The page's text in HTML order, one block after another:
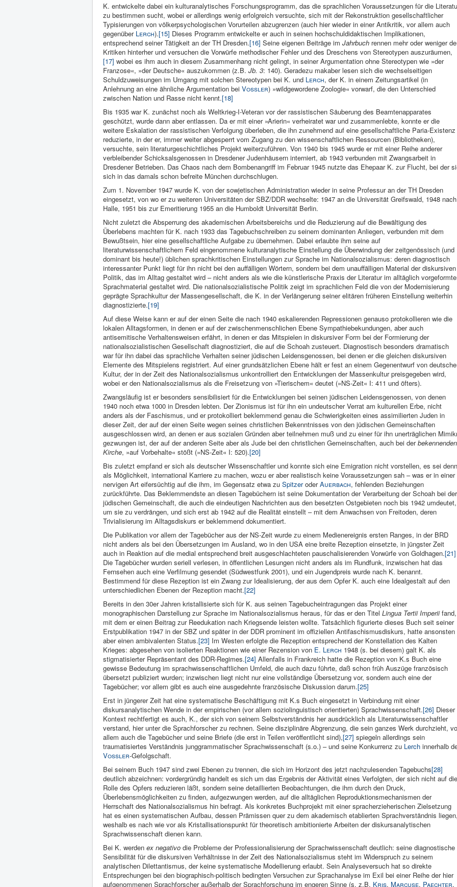
K. entwickelte dabei ein kulturanalytisches Forschungsprogramm, das die sprachlichen Voraussetzungen für die
zu bestimmen sucht, wobei er allerdings wenig erfolgreich versuchte, sich mit der Rekonstruktion gesellschaftlicher
Typisierungen von völkerpsychologischen Vorurteilen abzugrenzen (auch hier wieder in einer Antikritik, vor allem auch
gegenüber Lerch).[15] Dieses Programm entwickelte er auch in seinen hochschuldidaktischen Implikationen,
entsprechend seiner Tätigkeit an der TH Dresden.[16] Seine eigenen Beiträge im Jahrbuch rennen mehr oder weniger
Kritiken hinterher und versuchen die Vorwürfe methodischer Fehler und des Dreschens von Stereotypen auszuräumen,
[17] wobei es ihm auch in diesem Zusammenhang nicht gelingt, in seiner Argumentation ohne Stereotypen wie »der
Franzose«, »der Deutsche« auszukommen (z.B. Jb. 3: 140). Geradezu makaber lesen sich die wechselseitigen
Schuldzuweisungen im Umgang mit solchen Stereotypen bei K. und Lerch, der K. in einem Zeitungsartikel (in
Anlehnung an eine ähnliche Argumentation bei Vossler) »wildgewordene Zoologie« vorwarf, die den Unterschied
zwischen Nation und Rasse nicht kennt.[18]
Bis 1935 war K. zunächst noch als Weltkrieg-I-Veteran vor der rassistischen Säuberung des Beamtenapparates
geschützt, wurde dann aber entlassen. Da er mit einer »Arierin« verheiratet war und zusammenlebte, konnte er die
weitere Eskalation der rassistischen Verfolgung überleben, die ihn zunehmend auf eine gesellschaftliche Paria-Existenz
reduzierte, in der er, immer weiter abgesperrt vom Zugang zu den wissenschaftlichen Ressourcen (Bibliotheken),
versuchte, sein literaturgeschichtliches Projekt weiterzuführen. Von 1940 bis 1945 wurde er mit einer Reihe anderer
verbleibender Schicksalsgenossen in Dresdener Judenhäusern interniert, ab 1943 verbunden mit Zwangsarbeit in
Dresdener Betrieben. Das Chaos nach dem Bombenangriff im Februar 1945 nutzte das Ehepaar K. zur Flucht, bei der
sich in das damals schon befreite München durchschlugen.
Zum 1. November 1947 wurde K. von der sowjetischen Administration wieder in seine Professur an der TH Dresden
eingesetzt, von wo er zu weiteren Universitäten der SBZ/DDR wechselte: 1947 an die Universität Greifswald, 1948 nach
Halle, 1951 bis zur Emeritierung 1955 an die Humboldt Universität Berlin.
Nicht zuletzt die Absperrung des akademischen Arbeitsbereichs und die Reduzierung auf die Bewältigung des
Überlebens machten für K. nach 1933 das Tagebuchschreiben zu seinem dominanten Anliegen, verbunden mit dem
Bewußtsein, hier eine gesellschaftliche Aufgabe zu übernehmen. Dabei erlaubte ihm seine auf
literaturwissenschaftlichem Feld eingenommene kulturanalytische Einstellung die Überwindung der zeitgenössisch (und
dominant bis heute!) üblichen sprachkritischen Einstellungen zur Sprache im Nationalsozialismus: deren diagnostisch
interessanter Punkt liegt für ihn nicht bei den auffälligen Wörtern, sondern bei dem unauffälligen Material der diskursiven
Politik, das im Alltag gestaltet wird – nicht anders als wie die künstlerische Praxis der Literatur im alltäglich
Sprachmaterial gestaltet wird. Die nationalsozialistische Politik zeigt im sprachlichen Feld die von der Modernisierung
geprägte Sprachkultur der Massengesellschaft, die K. in der Verlängerung seiner elitären früheren Einstellung weiterhin
diagnostizierte.[19]
Auf diese Weise kann er auf der einen Seite die nach 1940 eskalierenden Repressionen genauso protokollieren wie die
lokalen Alltagsformen, in denen er auf der zwischenmenschlichen Ebene Sympathiebekundungen, aber auch
antisemitische Verhaltensweisen erfährt, in denen er das Mitspielen in diskursiver Form bei der Formierung der
nationalsozialistischen Gesellschaft diagnostiziert, die auf die Schoah zusteuert. Diagnostisch besonders dramatisch
war für ihn dabei das sprachliche Verhalten seiner jüdischen Leidensgenossen, bei denen er die gleichen diskursiven
Elemente des Mitspielens registriert. Auf einer grundsätzlichen Ebene hält er fest an einem Gegenentwurf von
Kultur, der in der Zeit des Nationalsozialismus unkontrolliert den Entwicklungen der Massenkultur preisgegeben wird,
wobei er den Nationalsozialismus als die Freisetzung von »Tierischem« deutet (»NS-Zeit« I: 411 und öfters).
Zwangsläufig ist er besonders sensibilisiert für die Entwicklungen bei seinen jüdischen Leidensgenossen, von denen
1940 noch etwa 1000 in Dresden lebten. Der Zionismus ist für ihn ein undeutscher Verrat am kulturellen Erbe, nicht
anders als der Faschismus, und er protokolliert beklemmend genau die Schwierigkeiten eines assimilierten Juden in
dieser Zeit, der auf der einen Seite wegen seines christlichen Bekenntnisses von den jüdischen Gemeinschaften
ausgeschlossen wird, an denen er aus sozialen Gründen aber teilnehmen muß und zu einer für ihn unerträglichen
gezwungen ist, der auf der anderen Seite aber als Jude bei den christlichen Gemeinschaften, auch bei derbekennenden
Kirche, »auf Vorbehalte« stößt (»NS-Zeit« I: 520).[20]
Bis zuletzt empfand er sich als deutscher Wissenschaftler und konnte sich eine Emigration nicht vorstellen, es sei denn
als Möglichkeit, international Karriere zu machen, wozu er aber realistisch keine Voraussetzungen sah – was er in einer
nervigen Art eifersüchtig auf die ihm, im Gegensatz etwa zu SpitzeroderAuerbach, fehlenden Beziehungen
zurückführte. Das Beklemmendste an diesen Tagebüchern ist seine Dokumentation der Verarbeitung der Schoah bei der
jüdischen Gemeinschaft, die auch die eindeutigen Nachrichten aus den besetzten Ostgebieten noch bis 1942 umdeutet,
um sie zu verdrängen, und sich erst ab 1942 auf die Realität einstellt – mit dem Anwachsen von Freitoden, deren
Trivialisierung im Alltagsdiskurs er beklemmend dokumentiert.
Die Publikation vor allem der Tagebücher aus der NS-Zeit wurde zu einem Medienereignis ersten Ranges, in der BRD
nicht anders als bei den Übersetzungen im Ausland, wo in den USA eine breite Rezeption einsetzte, in jüngster Zeit
auch in Reaktion auf die medial entsprechend breit ausgeschlachteten pauschalisierenden Vorwürfe von Goldhagen.[21]
Die Tagebücher wurden seriell verlesen, in öffentlichen Lesungen nicht anders als im Rundfunk, inzwischen hat das
Fernsehen auch eine Verfilmung gesendet (Südwestfunk 2001), und ein Jugendpreis wurde nach K. benannt.
Bestimmend für diese Rezeption ist ein Zwang zur Idealisierung, der aus dem Opfer K. auch eine Idealgestalt auf den
unterschiedlichen Ebenen der Rezeption macht.[22]
Bereits in den 30er Jahren kristallisierte sich für K. aus seinen Tagebucheintragungen das Projekt einer
monographischen Darstellung zur Sprache im Nationalsozialismus heraus, für das er den Titel Lingua Tertii Imperiifand,
mit dem er einen Beitrag zur Reedukation nach Kriegsende leisten wollte. Tatsächlich figurierte dieses Buch seit seiner
Erstpublikation 1947 in der SBZ und später in der DDR prominent im offiziellen Antifaschismusdiskurs, hatte ansonsten
aber einen ambivalenten Status.[23] Im Westen erfolgte die Rezeption entsprechend der Konstellation des Kalten
Krieges: abgesehen von isolierten Reaktionen wie einer Rezension von E. Lerch 1948 (s. bei diesem) galt K. als
stigmatisierter Repräsentant des DDR-Regimes.[24] Allenfalls in Frankreich hatte die Rezeption von K.s Buch eine
gewisse Bedeutung im sprachwissenschaftlichen Umfeld, die auch dazu führte, daß schon früh Auszüge französisch
übersetzt publiziert wurden; inzwischen liegt nicht nur eine vollständige Übersetzung vor, sondern auch eine der
Tagebücher; vor allem gibt es auch eine ausgedehnte französische Diskussion darum.[25]
Erst in jüngerer Zeit hat eine systematische Beschäftigung mit K.s Buch eingesetzt in Verbindung mit einer
diskursanalytischen Wende in der empirischen (vor allem soziolinguistisch orientierten) Sprachwissenschaft.[26] Dieser
Kontext rechtfertigt es auch, K., der sich von seinem Selbstverständnis her ausdrücklich als Literaturwissenschaftler
verstand, hier unter die Sprachforscher zu rechnen. Seine disziplinäre Abgrenzung, die sein ganzes Werk durchzieht,
allem auch die Tagebücher und seine Briefe (die erst in Teilen veröffentlicht sind),[27] spiegeln allerdings sein
traumatisiertes Verständnis junggrammatischer Sprachwissenschaft (s.o.) – und seine Konkurrenz zu Lerch innerhalb
Vossler-Gefolgschaft.
Bei seinem Buch 1947 sind zwei Ebenen zu trennen, die sich im Horizont des jetzt nachzulesenden Tagebuchs[28]
deutlich abzeichnen: vordergründig handelt es sich um das Ergebnis der Aktivität eines Verfolgten, der sich nicht auf die
Rolle des Opfers reduzieren läßt, sondern seine detaillierten Beobachtungen, die ihm durch den Druck,
Überlebensmöglichkeiten zu finden, aufgezwungen werden, auf die alltäglichen Reproduktionsmechanismen der
Herrschaft des Nationalsozialismus hin befragt. Als konkretes Buchprojekt mit einer spracherzieherischen Zielsetzung
hat es einen systematischen Aufbau, dessen Prämissen quer zu dem akademisch etablierten Sprachverständnis
weshalb es nach wie vor als Kristallisationspunkt für theoretisch ambitionierte Arbeiten der diskursanalytischen
Sprachwissenschaft dienen kann.
Bei K. werden ex negativo die Probleme der Professionalisierung der Sprachwissenschaft deutlich: seine diagnostische
Sensibilität für die diskursiven Verhältnisse in der Zeit des Nationalsozialismus steht im Widerspruch zu seinem
analytischen Dilettantismus, der keine systematische Modellierung erlaubt. Sein Analyseversuch hat so direkte
Entsprechungen bei den biographisch-politisch bedingten Versuchen zur Sprachanalyse im Exil bei einer Reihe der hier
aufgenommenen Sprachforscher außerhalb der Sprachforschung im engeren Sinne (s. z.B. Kris, Marcuse, Paechter,